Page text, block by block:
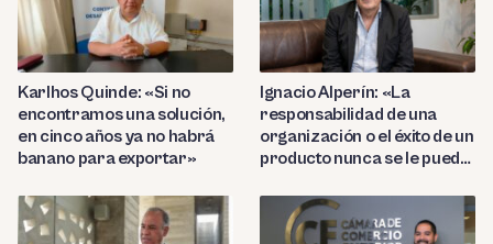
Karlhos Quinde: «Si no
encontramos una solución,
en cinco años ya no habrá
banano para exportar»
Ignacio Alperín: «La
responsabilidad de una
organización o el éxito de un
producto nunca se le puede